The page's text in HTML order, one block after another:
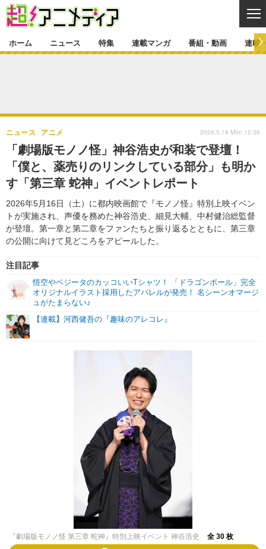
ゲーム・アプリ マンガ
グッズ イベント
声優 コスプレ
舞台 新帝スタ
特集一覧 カバー
ラキりす
連載マンガ
連載マンガ一覧 連載一覧
番組・動画
番組・動画一覧 ラジオ
動画
連載・ブログ
連載・ブログ一覧 コラム
編集部ブログ・お知らせ
ホーム ニュース 特集 連載マンガ 番組・動画 連載
「劇場版モノノ怪」神谷浩史が和装で登壇！
「僕と、薬売りのリンクしている部分」も明か
す「第三章 蛇神」イベントレポート
2026年5月16日（土）に都内映画館で『モノノ怪』特別上映イベン
トが実施され、声優を務めた神谷浩史、細見大輔、中村健治総監督
が登壇。第一章と第二章をファンたちと振り返るとともに、第三章
の公開に向けて見どころをアピールした。
ニュース アニメ
注目記事
悟空やベジータのカッコいいTシャツ！ 「ドラゴンボール」完全
オリジナルイラスト採用したアパレルが発売！ 名シーンオマージ
ュがたまらない♪
【連載】河西健吾の『趣味のアレコレ』
2026.5.18 Mon 12:36
『劇場版モノノ怪 第三章 蛇神』特別上映イベント 神谷浩史 全 30 枚